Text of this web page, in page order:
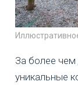
За более чем
уникальные